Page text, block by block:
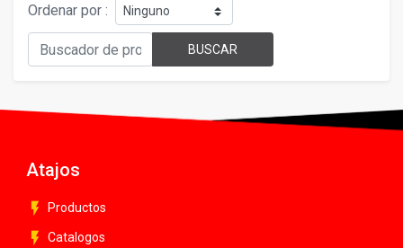
Ordenar por :
BUSCAR
Atajos
flash_on Productos
flash_on Catalogos